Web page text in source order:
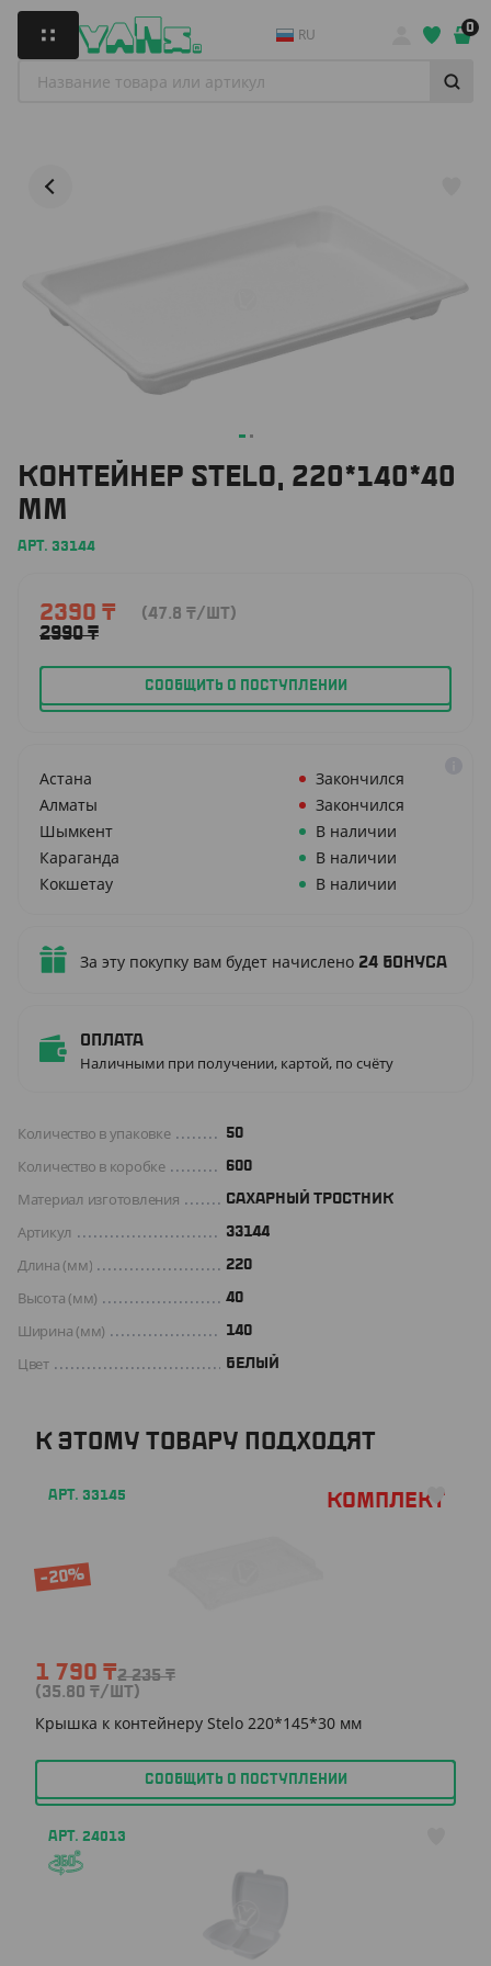
RU 0
КОНТЕЙНЕР STELO, 220*140*40
ММ
АРТ. 33144
2390 ₸
2990₸
(47.8 ₸/ШТ)
СООБЩИТЬ О ПОСТУПЛЕНИИ
Астана
Закончился
Алматы
Закончился
Шымкент
В наличии
Караганда
В наличии
Кокшетау
В наличии
За эту покупку вам будет начислено 24 бонуса
Оплата
Наличными при получении, картой, по счёту
Количество в упаковке 50
Количество в коробке 600
Материал изготовления САХАРНЫЙ ТРОСТНИК
Артикул 33144
Длина (мм) 220
Высота (мм) 40
Ширина (мм) 140
Цвет БЕЛЫЙ
К ЭТОМУ ТОВАРУ ПОДХОДЯТ
АРТ. 33145 Комплект
-20%
1 790 ₸2 235₸
(35.80 ₸/ШТ)
Крышка к контейнеру Stelo 220*145*30 мм
СООБЩИТЬ О ПОСТУПЛЕНИИ
АРТ. 24013